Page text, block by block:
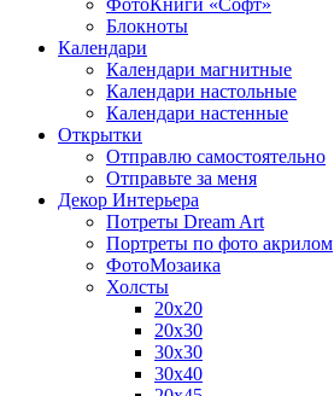
Блокноты
Календари
Календари магнитные
Календари настольные
Календари настенные
Открытки
Отправлю самостоятельно
Отправьте за меня
Декор Интерьера
Потреты Dream Art
Портреты по фото акрилом
ФотоМозаика
Холсты
20х20
20х30
30х30
30х40